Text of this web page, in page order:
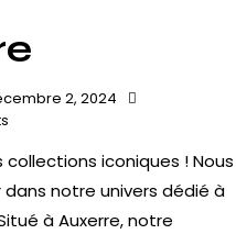
2, 2024
collections iconiques ! Nous
notre univers dédié à
à Auxerre, notre